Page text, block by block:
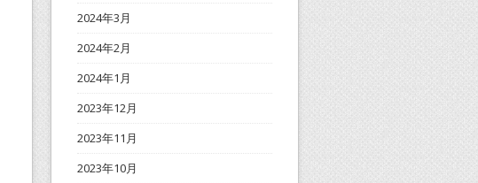
2024年3月
2024年2月
2024年1月
2023年12月
2023年11月
2023年10月